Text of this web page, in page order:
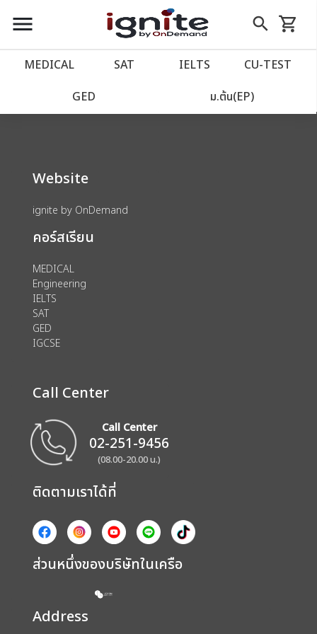
close
account_balance หน้าแรก
เว็บไซต์อิกไนท์
import_contacts วางแผนการเรียน
account_circle เข้าสู่ระบบ
assignment ลงทะเบียน
menu search
Skip
to
shopping_cart
รถเข็น
MEDICAL SAT IELTS CU‑TEST
GED ม.ต้น(EP)
We could not find anything for 80002125
Website
ignite by OnDemand
คอร์สเรียน
MEDICAL
Engineering
IELTS
SAT
GED
IGCSE
Call Center
Call Center
02-251-9456
(08.00-20.00 น.)
ติดตามเราได้ที่
ส่วนหนึ่งของบริษัทในเครือ
Address